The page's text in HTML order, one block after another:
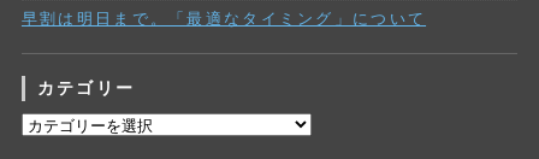
早割は明日まで。「最適なタイミング」について
カテゴリー
カ